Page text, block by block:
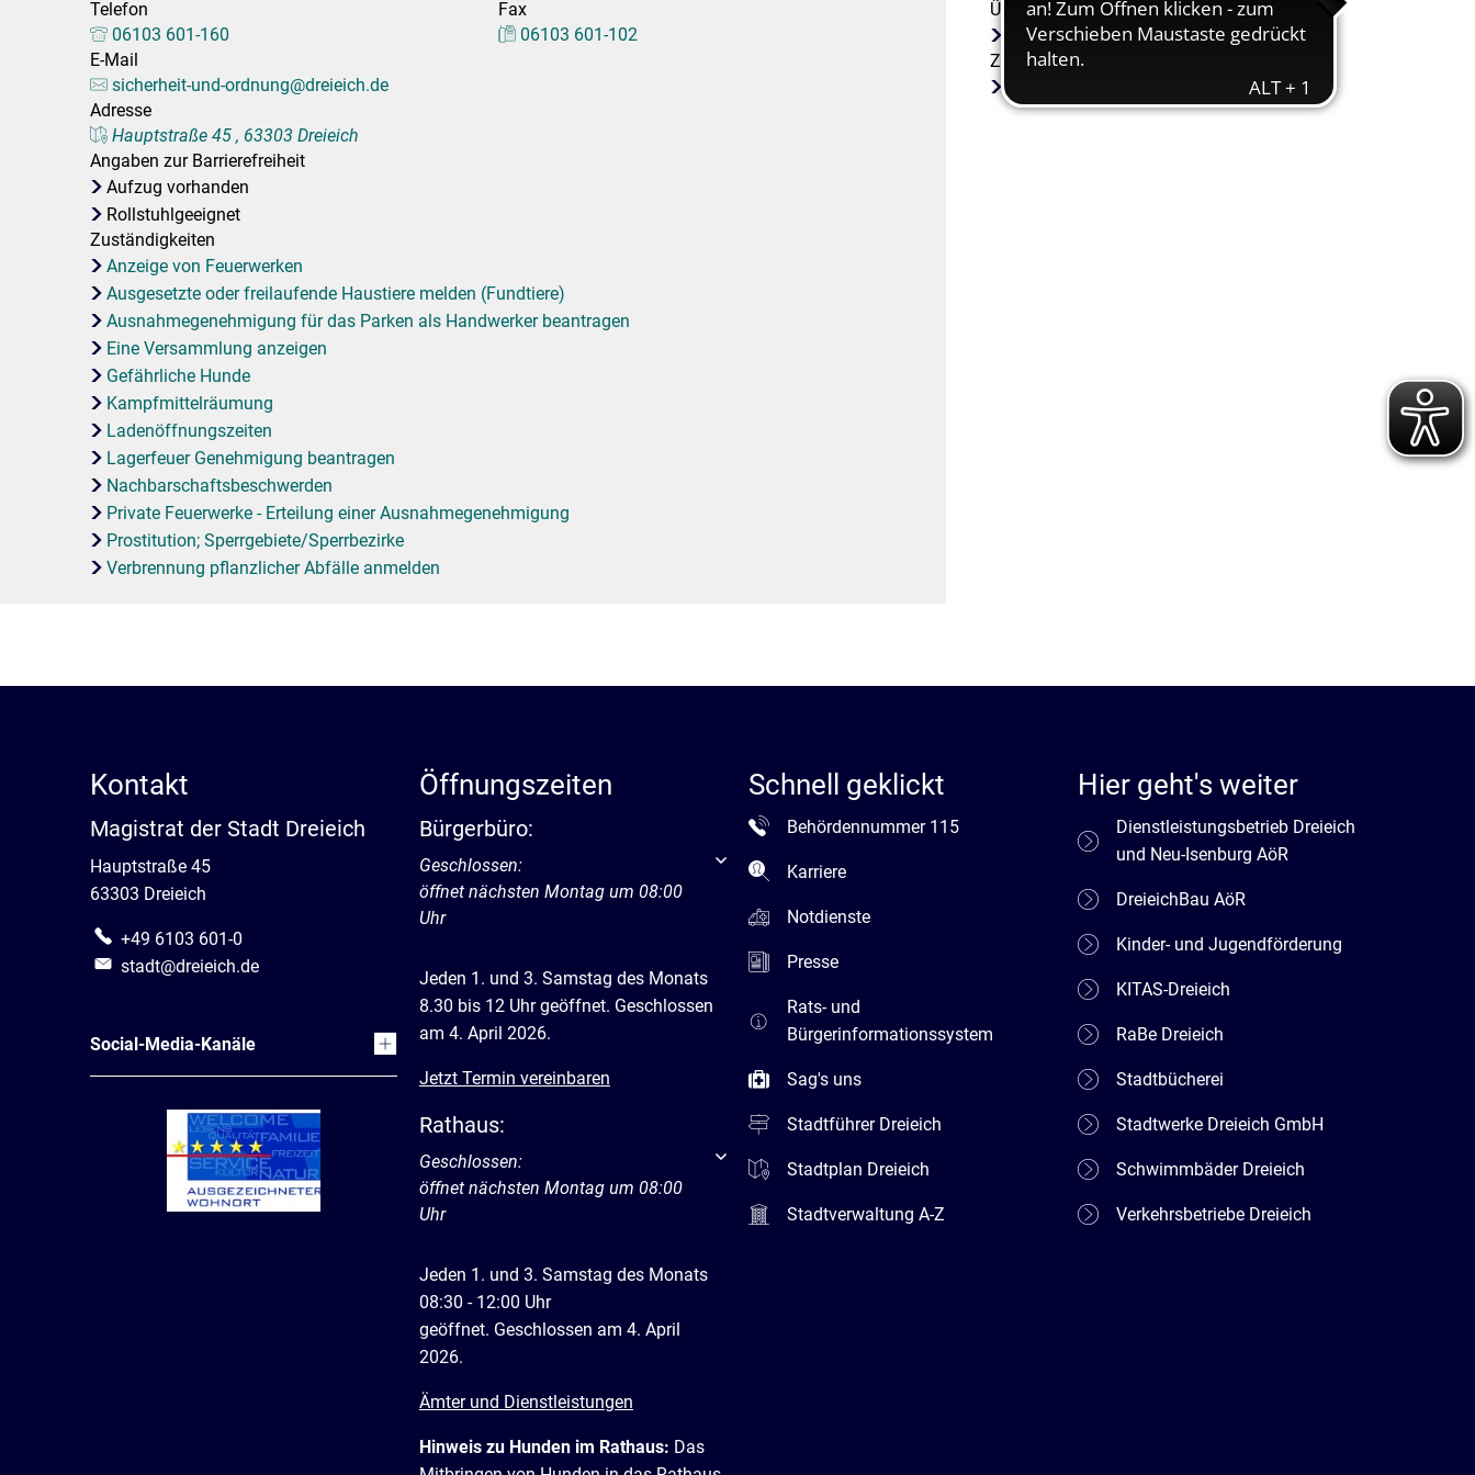
Stadtarchiv
Stadtpolitik. Stadtrecht.
Haushalt. Finanzen.
Ausschreibungen.
Ehrenamt
Umwelt. Natur.
Verkehr. Mobilität.
Auto
Telefon
06103 601-160
Fax
06103 601-102
E-Mail
sicherheit-und-ordnung@dreieich.de
Adresse
Hauptstraße 45 , 63303 Dreieich
Angaben zur Barrierefreiheit
Aufzug vorhanden
Rollstuhlgeeignet
Zuständigkeiten
Anzeige von Feuerwerken
Ausgesetzte oder freilaufende Haustiere melden (Fundtiere)
Ausnahmegenehmigung für das Parken als Handwerker beantragen
Eine Versammlung anzeigen
Gefährliche Hunde
Kampfmittelräumung
Ladenöffnungszeiten
Lagerfeuer Genehmigung beantragen
Nachbarschaftsbeschwerden
Private Feuerwerke - Erteilung einer Ausnahmegenehmigung
Prostitution; Sperrgebiete/Sperrbezirke
Verbrennung pflanzlicher Abfälle anmelden
Übergeordnete Abteilungen
Sicherheit und Ordnung
Zugehörige Mitarbeitende
Kontakt
Magistrat der Stadt Dreieich
Hauptstraße 45
63303 Dreieich
+49 6103 601-0
stadt@dreieich.de
Social-Media-Kanäle
Öffnungszeiten
Bürgerbüro:
Klicken, um weitere Öffnungs- oder Schließzeiten auszublenden
Geschlossen:
öffnet nächsten Montag um 08:00
Uhr
Jeden 1. und 3. Samstag des Monats
8.30 bis 12 Uhr geöffnet. Geschlossen
am 4. April 2026.
Jetzt Termin vereinbaren
Rathaus:
Klicken, um weitere Öffnungs- oder Schließzeiten auszublenden
Geschlossen:
öffnet nächsten Montag um 08:00
Uhr
Jeden 1. und 3. Samstag des Monats
08:30 - 12:00 Uhr
geöffnet. Geschlossen am 4. April
2026.
Ämter und Dienstleistungen
Hinweis zu Hunden im Rathaus: Das
Schnell geklickt
Behördennummer 115
Karriere
Notdienste
Presse
Rats- und
Bürgerinformationssystem
Sag's uns
Stadtführer Dreieich
Stadtplan Dreieich
Stadtverwaltung A-Z
Hier geht's weiter
Dienstleistungsbetrieb Dreieich
und Neu-Isenburg AöR
DreieichBau AöR
Kinder- und Jugendförderung
KITAS-Dreieich
RaBe Dreieich
Stadtbücherei
Stadtwerke Dreieich GmbH
Schwimmbäder Dreieich
Verkehrsbetriebe Dreieich